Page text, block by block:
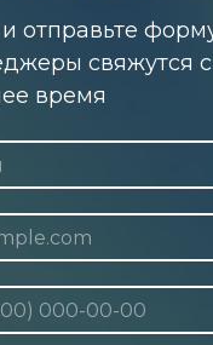
отправьте
свяжутся
время